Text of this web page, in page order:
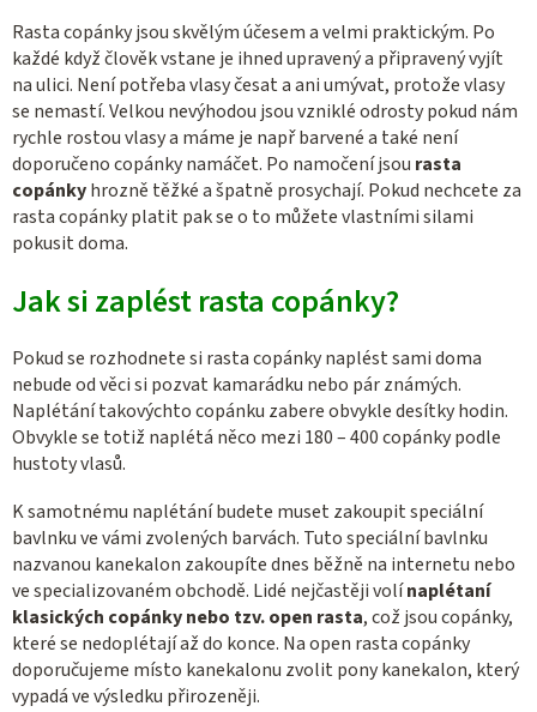
Rasta copánky jsou skvělým účesem a velmi praktickým. Po
každé když člověk vstane je ihned upravený a připravený vyjít
na ulici. Není potřeba vlasy česat a ani umývat, protože vlasy
se nemastí. Velkou nevýhodou jsou vzniklé odrosty pokud nám
rychle rostou vlasy a máme je např barvené a také není
doporučeno copánky namáčet. Po namočení jsou rasta
copánkyhrozně těžké a špatně prosychají. Pokud nechcete za
rasta copánky platit pak se o to můžete vlastními silami
pokusit doma.
Jak si zaplést rasta copánky?
Pokud se rozhodnete si rasta copánky naplést sami doma
nebude od věci si pozvat kamarádku nebo pár známých.
Naplétání takovýchto copánku zabere obvykle desítky hodin.
Obvykle se totiž naplétá něco mezi 180 – 400 copánky podle
hustoty vlasů.
K samotnému naplétání budete muset zakoupit speciální
bavlnku ve vámi zvolených barvách. Tuto speciální bavlnku
nazvanou kanekalon zakoupíte dnes běžně na internetu nebo
ve specializovaném obchodě. Lidé nejčastěji volínaplétaní
klasických copánky nebo tzv. open rasta, což jsou copánky,
které se nedoplétají až do konce. Na open rasta copánky
doporučujeme místo kanekalonu zvolit pony kanekalon, který
vypadá ve výsledku přirozeněji.